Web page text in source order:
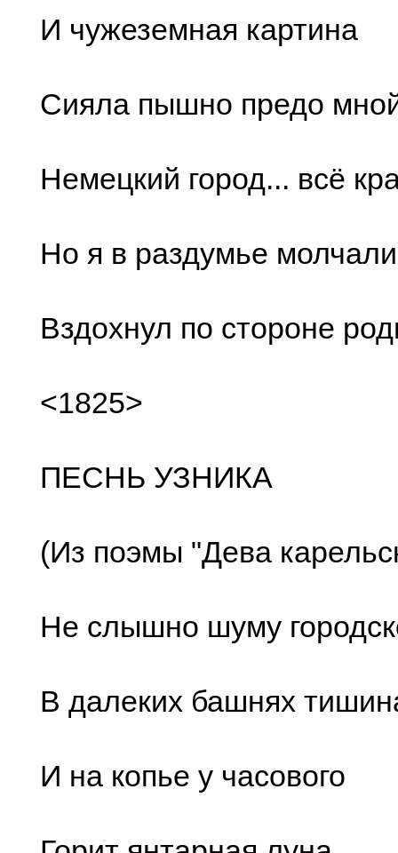
И чужеземная картина
Сияла пышно предо
Немецкий город... всё
Но я в раздумье
Вздохнул по стороне
<1825>
ПЕСНЬ УЗНИКА
(Из поэмы "Дева
Не слышно шуму
В далеких башнях
И на копье у часового